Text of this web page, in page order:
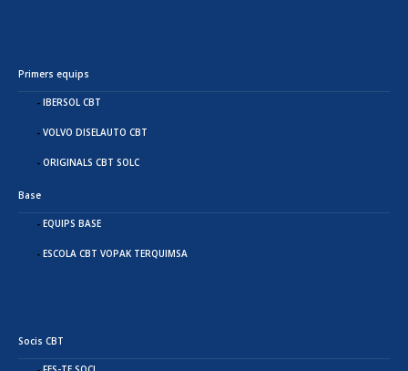
Primers equips
IBERSOL CBT
VOLVO DISELAUTO CBT
ORIGINALS CBT SOLC
Base
EQUIPS BASE
ESCOLA CBT VOPAK TERQUIMSA
Socis CBT